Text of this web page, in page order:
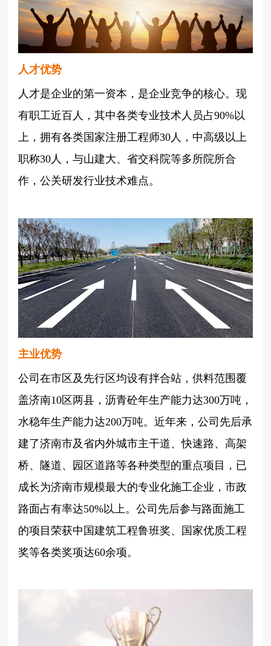
人才优势
人才是企业的第一资本，是企业竞争的核心。现
有职工近百人，其中各类专业技术人员占90%以
上，拥有各类国家注册工程师30人，中高级以上
职称30人，与山建大、省交科院等多所院所合
作，公关研发行业技术难点。
主业优势
公司在市区及先行区均设有拌合站，供料范围覆
盖济南10区两县，沥青砼年生产能力达300万吨，
水稳年生产能力达200万吨。近年来，公司先后承
建了济南市及省内外城市主干道、快速路、高架
桥、隧道、园区道路等各种类型的重点项目，已
成长为济南市规模最大的专业化施工企业，市政
路面占有率达50%以上。公司先后参与路面施工
的项目荣获中国建筑工程鲁班奖、国家优质工程
奖等各类奖项达60余项。